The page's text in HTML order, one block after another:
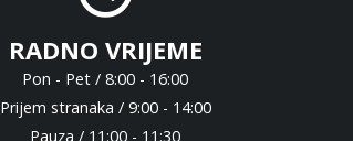
RADNO VRIJEME
Pon - Pet / 8:00 - 16:00
Prijem stranaka / 9:00 - 14:00
Pauza / 11:00 - 11:30